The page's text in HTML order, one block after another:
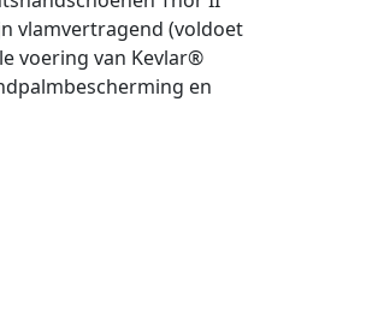
vlamvertragend (voldoet
voering van Kevlar®
en